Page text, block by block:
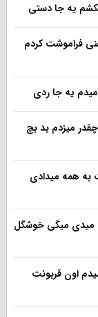
یه جا دستی
فراموشت کردم
یه جا ردی
میزدم بد بچ
به همه میدادی
میدی میگی خوشگل
اون قربونت